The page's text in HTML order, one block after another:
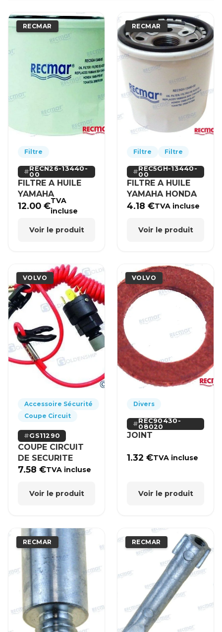
RECMAR
Filtre
RECN26-13440-
00
FILTRE A HUILE
YAMAHA
12.00€TVA
incluse
Voir le produit
RECMAR
Filtre Filtre
REC5GH-13440-
00
FILTRE A HUILE
YAMAHA HONDA
4.18€TVA incluse
Voir le produit
VOLVO
Accessoire Sécurité
Coupe Circuit
GS11290
COUPE CIRCUIT
DE SECURITE
7.58€TVA incluse
Voir le produit
VOLVO
Divers
REC90430-
08020
JOINT
1.32€TVA incluse
Voir le produit
RECMAR RECMAR